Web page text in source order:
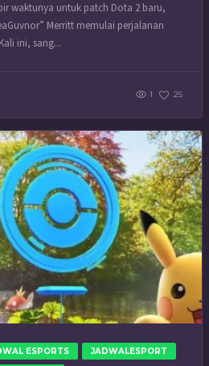
waktunya untuk patch Dota 2 baru,
Merritt memulai perjalanan
ini, sang...
1 25
ESPORTS JADWALESPORT